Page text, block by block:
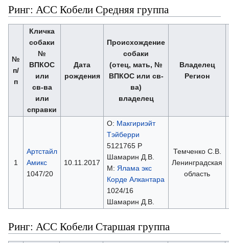
Ринг: АСС Кобели Средняя группа
№
п/
п
Кличка
собаки
№
ВПКОС
или
св-ва
или
справки
Дата
рождения
Происхождение
собаки
(отец, мать, №
ВПКОС или св-
ва)
владелец
Владелец
Регион
1
Артстайл
Амикс
1047/20
10.11.2017
О: Макгириэйт
Тэйберри
5121765 Р
Шамарин Д.В.
М: Ялама экс
Корде Алкантара
1024/16
Шамарин Д.В.
Темченко С.В.
Ленинградская
область
Ринг: АСС Кобели Старшая группа